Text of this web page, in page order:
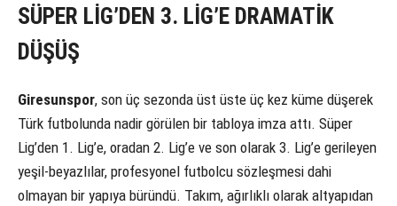
SÜPER LİG’DEN 3. LİG’E DRAMATİK
DÜŞÜŞ
Giresunspor, son üç sezonda üst üste üç kez küme düşerek
Türk futbolunda nadir görülen bir tabloya imza attı. Süper
Lig’den 1. Lig’e, oradan 2. Lig’e ve son olarak 3. Lig’e gerileyen
yeşil-beyazlılar, profesyonel futbolcu sözleşmesi dahi
olmayan bir yapıya büründü. Takım, ağırlıklı olarak altyapıdan